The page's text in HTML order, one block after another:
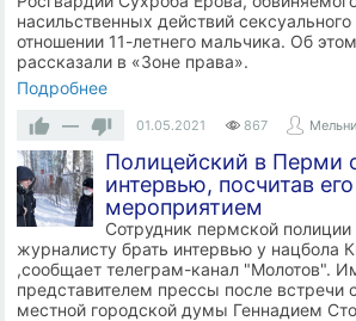
насильственных действий
отношении 11-летнего мальчика. Об
рассказали в «Зоне права».
Подробнее
—
01.05.2021 867
Полицейский в Перми
интервью, посчитав
мероприятием
Сотрудник пермской
журналисту брать интервью у нацбола
,сообщает телеграм-канал "Молотов".
представителем прессы после встречи
местной городской думы Геннадием